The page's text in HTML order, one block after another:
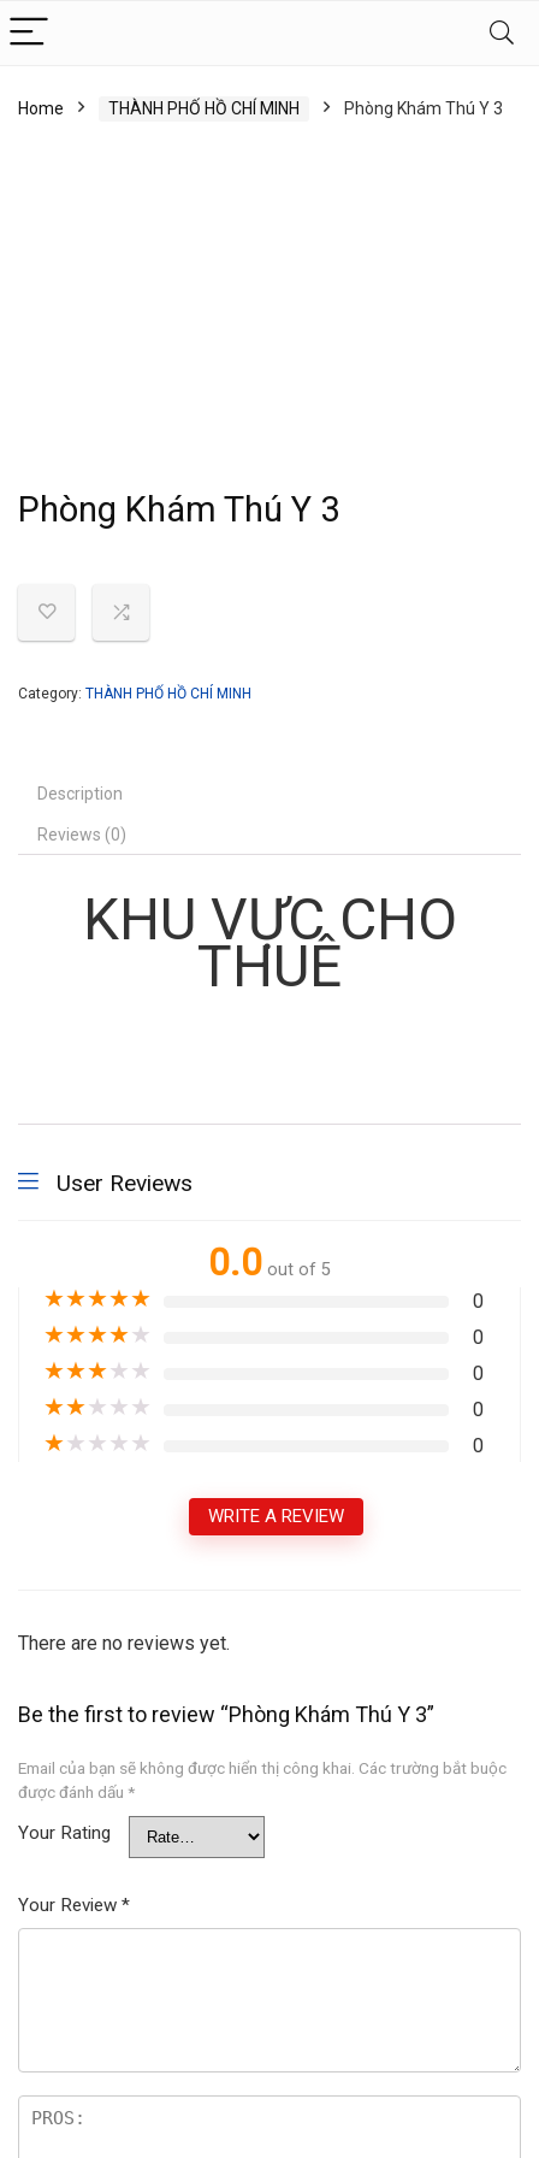
Home THÀNH PHỐ HỒ CHÍ MINH Phòng Khám Thú Y 3
Phòng Khám Thú Y 3
Category: THÀNH PHỐ HỒ CHÍ MINH
Description
Reviews (0)
KHU VỰC CHO
THUÊ
User Reviews
0.0 out of 5
★★★★★ 0
★★★★★ 0
★★★★★ 0
★★★★★ 0
★★★★★ 0
WRITE A REVIEW
There are no reviews yet.
Be the first to review “Phòng Khám Thú Y 3”
Email của bạn sẽ không được hiển thị công khai. Các trường bắt buộc
được đánh dấu *
Your Rating
Your Review *